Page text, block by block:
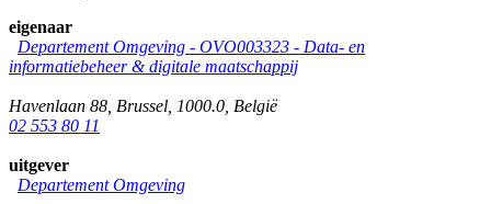
eigenaar
Departement Omgeving - OVO003323 - Data- en
informatiebeheer & digitale maatschappij
Havenlaan 88 Brussel 1000.0 België
02 553 80 11
uitgever
Departement Omgeving